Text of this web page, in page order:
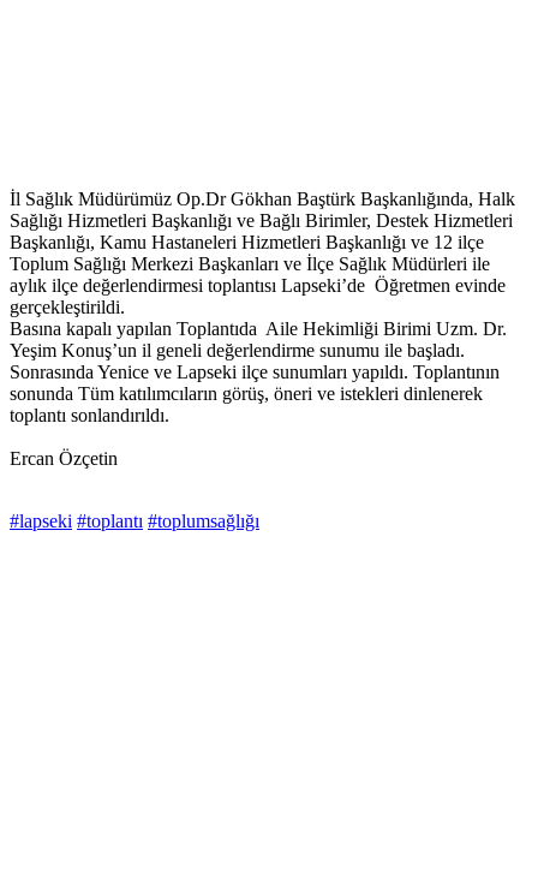
İl Sağlık Müdürümüz Op.Dr Gökhan Baştürk Başkanlığında, Halk
Sağlığı Hizmetleri Başkanlığı ve Bağlı Birimler, Destek Hizmetleri
Başkanlığı, Kamu Hastaneleri Hizmetleri Başkanlığı ve 12 ilçe
Toplum Sağlığı Merkezi Başkanları ve İlçe Sağlık Müdürleri ile
aylık ilçe değerlendirmesi toplantısı Lapseki’de Öğretmen evinde
gerçekleştirildi.
Basına kapalı yapılan Toplantıda Aile Hekimliği Birimi Uzm. Dr.
Yeşim Konuş’un il geneli değerlendirme sunumu ile başladı.
Sonrasında Yenice ve Lapseki ilçe sunumları yapıldı. Toplantının
sonunda Tüm katılımcıların görüş, öneri ve istekleri dinlenerek
toplantı sonlandırıldı.
Ercan Özçetin
#lapseki #toplantı #toplumsağlığı